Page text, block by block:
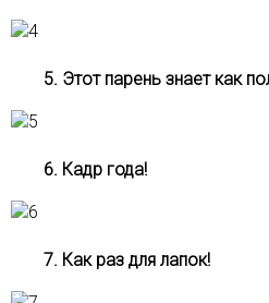
5. Этот парень знает как
6. Кадр года!
7. Как раз для лапок!